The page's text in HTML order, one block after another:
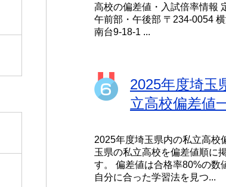
高校の偏差値・入試倍率情報
午前部・午後部 〒234-0054
南台9-18-1 ...
2025年度埼玉
立高校偏差値
2025年度埼玉県内の私立高校
玉県の私立高校を偏差値順に
す。 偏差値は合格率80%の
自分に合った学習法を見つ...